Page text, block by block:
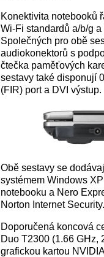
Konektivita notebooků
Wi-Fi standardů a/b/g
Společných pro obě
audiokonektorů s
čtečka paměťových
sestavy také disponují
(FIR) port a DVI výstup.
Obě sestavy se
systémem Windows
notebooku a Nero
Norton Internet
Doporučená koncová
Duo T2300 (1.66 GHz,
grafickou kartou